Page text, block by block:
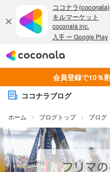
会員登録で10％
ココナラブログ
ホーム ブログトップ ブログ